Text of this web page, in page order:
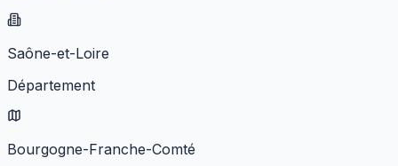
Saône-et-Loire
Département
Bourgogne-Franche-Comté